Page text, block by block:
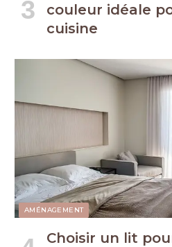
couleur idéale
cuisine
AMÉNAGEMENT
Choisir un lit